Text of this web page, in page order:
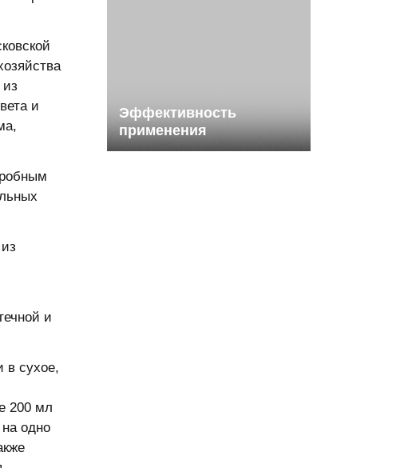
и
и
в сухое,
200 мл
одно
Эффективность
применения
фоспренила для